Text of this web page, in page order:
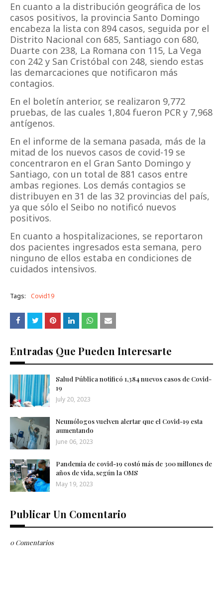
En cuanto a la distribución geográfica de los
casos positivos, la provincia Santo Domingo
encabeza la lista con 894 casos, seguida por el
Distrito Nacional con 685, Santiago con 680,
Duarte con 238, La Romana con 115, La Vega
con 242 y San Cristóbal con 248, siendo estas
las demarcaciones que notificaron más
contagios.
En el boletín anterior, se realizaron 9,772
pruebas, de las cuales 1,804 fueron PCR y 7,968
antígenos.
En el informe de la semana pasada, más de la
mitad de los nuevos casos de covid-19 se
concentraron en el Gran Santo Domingo y
Santiago, con un total de 881 casos entre
ambas regiones. Los demás contagios se
distribuyen en 31 de las 32 provincias del país,
ya que sólo el Seibo no notificó nuevos
positivos.
En cuanto a hospitalizaciones, se reportaron
dos pacientes ingresados esta semana, pero
ninguno de ellos estaba en condiciones de
cuidados intensivos.
Tags: Covid19
Entradas Que Pueden Interesarte
Salud Pública notificó 1,384 nuevos casos de Covid-
19
July 20, 2023
Neumólogos vuelven alertar que el Covid-19 esta
aumentando
June 06, 2023
Pandemia de covid-19 costó más de 300 millones de
años de vida, según la OMS
May 19, 2023
Publicar Un Comentario
0 Comentarios